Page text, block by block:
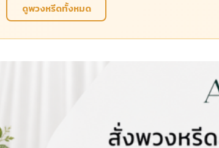
ดูพวงหรีดทั้งหมด